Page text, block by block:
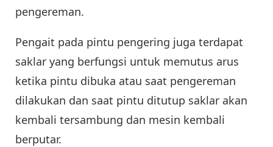
pengereman.
Pengait pada pintu pengering juga terdapat
saklar yang berfungsi untuk memutus arus
ketika pintu dibuka atau saat pengereman
dilakukan dan saat pintu ditutup saklar akan
kembali tersambung dan mesin kembali
berputar.